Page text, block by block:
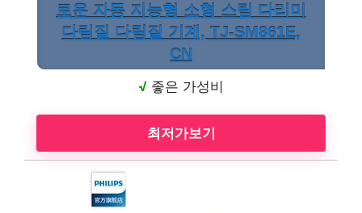
로운 자동 지능형 소형 스팀 다리미
다림질 다림질 기계, TJ-SM861E,
CN
√ 좋은 가성비
최저가보기